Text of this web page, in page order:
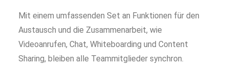
Mit einem umfassenden Set an Funktionen für den
Austausch und die Zusammenarbeit, wie
Videoanrufen, Chat, Whiteboarding und Content
Sharing, bleiben alle Teammitglieder synchron.